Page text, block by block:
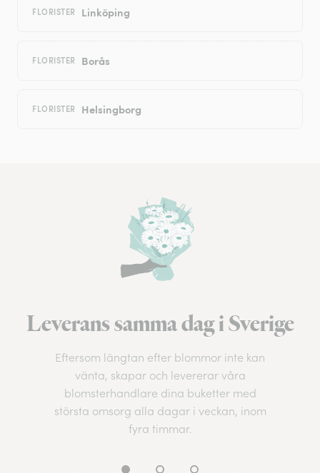
FLORISTER Linköping
FLORISTER Borås
FLORISTER Helsingborg
Leverans samma dag i Sverige
Eftersom längtan efter blommor inte kan
vänta, skapar och levererar våra
blomsterhandlare dina buketter med
största omsorg alla dagar i veckan, inom
fyra timmar.